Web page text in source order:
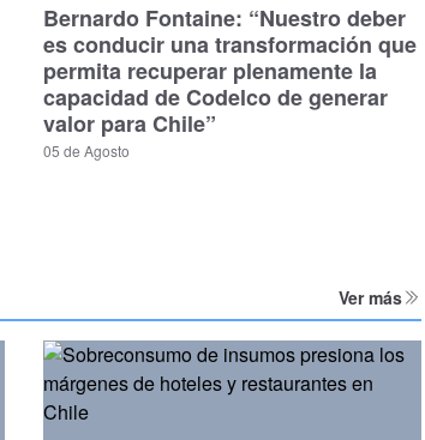
Bernardo Fontaine: “Nuestro deber
es conducir una transformación que
permita recuperar plenamente la
capacidad de Codelco de generar
valor para Chile”
05 de Agosto
Ver más